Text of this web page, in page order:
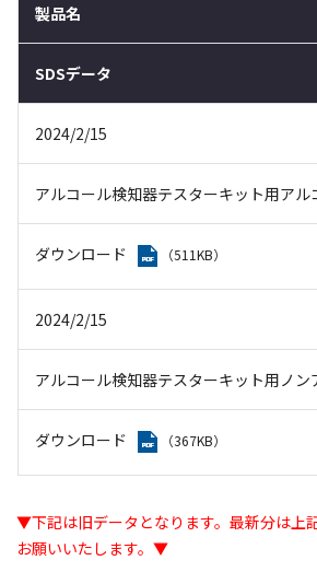
製品名
SDSデータ
2024/2/15
アルコール検知器テスターキット用アル
ダウンロード （511KB）
2024/2/15
アルコール検知器テスターキット用ノン
ダウンロード （367KB）
▼下記は旧データとなります。最新分は上
お願いいたします。▼